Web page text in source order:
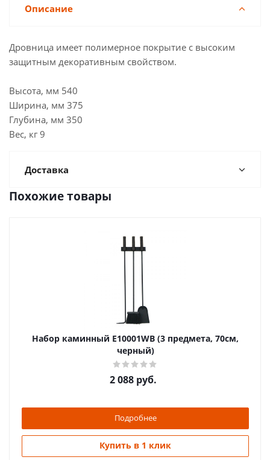
Описание
Дровница имеет полимерное покрытие с высоким
защитным декоративным свойством.
Высота, мм 540
Ширина, мм 375
Глубина, мм 350
Вес, кг 9
Доставка
Похожие товары
Набор каминный Е10001WВ (3 предмета, 70см,
черный)
2 088 руб.
Подробнее
Купить в 1 клик